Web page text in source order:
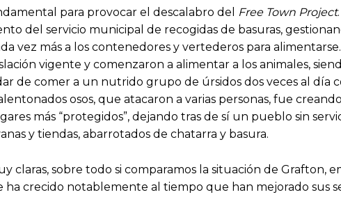
para provocar el descalabro del Free Town Project
del servicio municipal de recogidas de basuras,
vez más a los contenedores y vertederos para
vigente y comenzaron a alimentar a los animales,
de comer a un nutrido grupo de úrsidos dos veces al día
osos, que atacaron a varias personas, fue
más “protegidos”, dejando tras de sí un pueblo sin
y tiendas, abarrotados de chatarra y basura.
claras, sobre todo si comparamos la situación de Grafton,
ha crecido notablemente al tiempo que han mejorado sus